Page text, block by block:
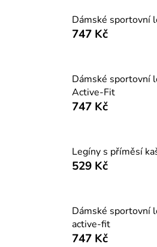
Dámské sportovní
747 Kč
Dámské sportovní
Active-Fit
747 Kč
Legíny s příměsí
529 Kč
Dámské sportovní
active-fit
747 Kč